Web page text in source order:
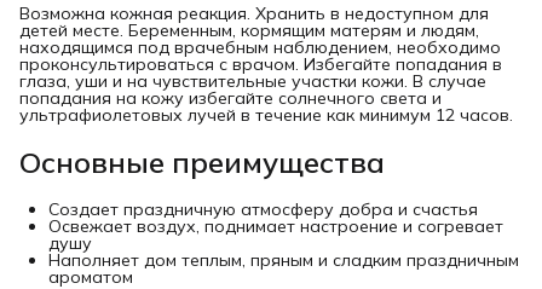
Возможна кожная реакция. Хранить в недоступном для
детей месте. Беременным, кормящим матерям и людям,
находящимся под врачебным наблюдением, необходимо
проконсультироваться с врачом. Избегайте попадания в
глаза, уши и на чувствительные участки кожи. В случае
попадания на кожу избегайте солнечного света и
ультрафиолетовых лучей в течение как минимум 12 часов.
Основные преимущества
Создает праздничную атмосферу добра и счастья
Освежает воздух, поднимает настроение и согревает
душу
Наполняет дом теплым, пряным и сладким праздничным
ароматом